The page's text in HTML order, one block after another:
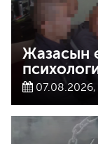
Жазасын
07.08.2026,